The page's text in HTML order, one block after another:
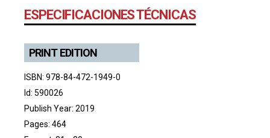
ESPECIFICACIONES TÉCNICAS
PRINT EDITION
ISBN: 978-84-472-1949-0
Id: 590026
Publish Year: 2019
Pages: 464